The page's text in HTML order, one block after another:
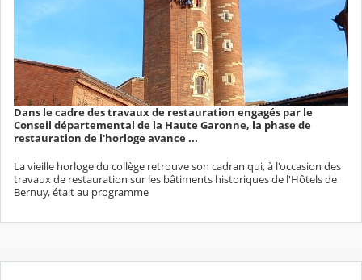
Dans le cadre des travaux de restauration engagés par le
Conseil départemental de la Haute Garonne, la phase de
restauration de l'horloge avance ...
La vieille horloge du collège retrouve son cadran qui, à l'occasion des
travaux de restauration sur les bâtiments historiques de l'Hôtels de
Bernuy, était au programme